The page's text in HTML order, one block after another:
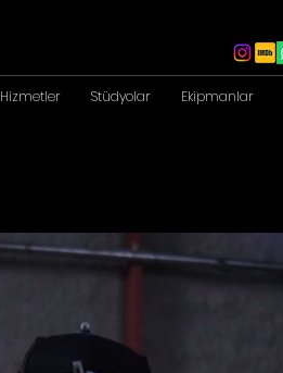
Hizmetler Stüdyolar Ekipmanlar